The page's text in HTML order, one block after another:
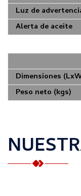
Luz de
Alerta de aceite
Dimensiones
Peso neto (kgs)